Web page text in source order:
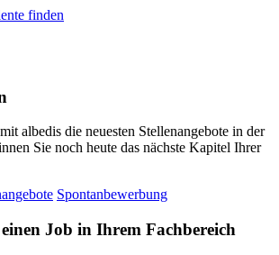
finden
albedis die neuesten Stellenangebote in der
Sie noch heute das nächste Kapitel Ihrer
Spontanbewerbung
Job in Ihrem Fachbereich